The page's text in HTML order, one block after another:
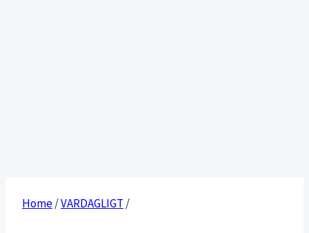
Home/VARDAGLIGT /